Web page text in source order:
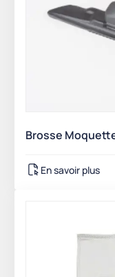
Brosse
En savoir plus